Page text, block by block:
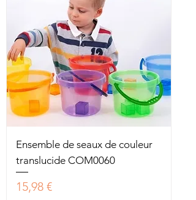
Ensemble de seaux de couleur
translucide COM0060
Prix
15,98 €